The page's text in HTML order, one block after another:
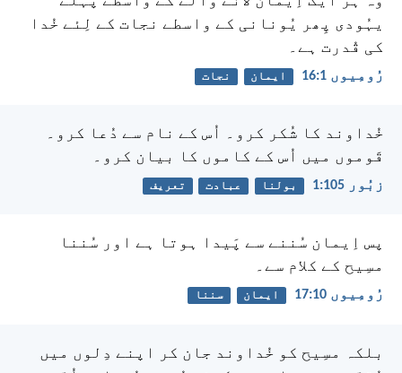
یہُودی پِھر یُونانی کے واسطے نجات کے لِئے خُدا
کی قُدرت ہے۔
رُومِیوں 1:‏16 ایمان نجات
خُداوند کا شُکر کرو۔ اُس کے نام سے دُعا کرو۔
قَوموں میں اُس کے کاموں کا بیان کرو۔
زبُور 105:‏1 بولنا عبادت تعریف
پس اِیمان سُننے سے پَیدا ہوتا ہے اور سُننا
مسِیح کے کلام سے۔
رُومِیوں 10:‏17 ایمان سننا
بلکہ مسِیح کو خُداوند جان کر اپنے دِلوں میں